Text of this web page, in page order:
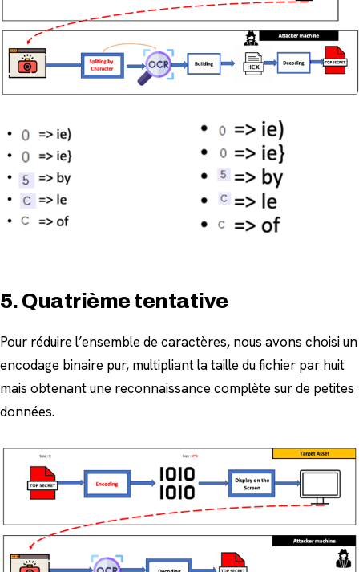
5. Quatrième tentative
Pour réduire l’ensemble de caractères, nous avons choisi un
encodage binaire pur, multipliant la taille du fichier par huit
mais obtenant une reconnaissance complète sur de petites
données.